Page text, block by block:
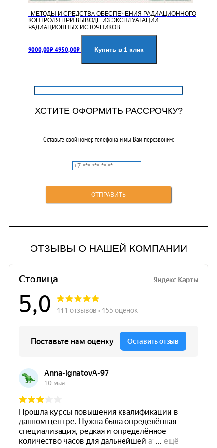
МЕТОДЫ И СРЕДСТВА ОБЕСПЕЧЕНИЯ РАДИАЦИОННОГО
КОНТРОЛЯ ПРИ ВЫВОДЕ ИЗ ЭКСПЛУАТАЦИИ
РАДИАЦИОННЫХ ИСТОЧНИКОВ
9000,00₽цена
4950,00₽цена:
Купить в 1 клик
ХОТИТЕ ОФОРМИТЬ РАССРОЧКУ?
Оставьте свой номер телефона и мы Вам перезвоним:
ОТЗЫВЫ О НАШЕЙ КОМПАНИИ